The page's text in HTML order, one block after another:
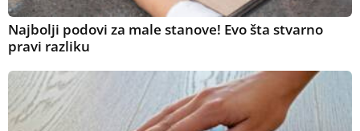
Najbolji podovi za male stanove! Evo šta stvarno
pravi razliku